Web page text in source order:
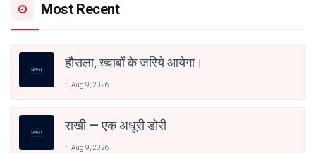
Most Recent
हौसला, ख्वाबों के जरिये आयेगा।
Aug 9, 2026
राखी — एक अधूरी डोरी
Aug 9, 2026